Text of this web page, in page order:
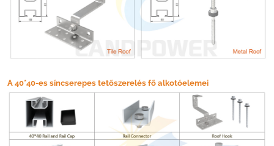
A 40*40-es síncserepes tetőszerelés fő alkotóelemei